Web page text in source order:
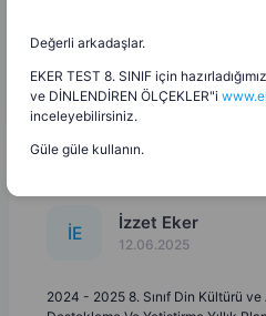
İE İzzet Eker
12.06.2025
2024 - 2025 8. Sınıf Din Kültürü
Değerli arkadaşlar.
EKER TEST 8. SINIF için
ve DİNLENDİREN ÖLÇEKLER"i
inceleyebilirsiniz.
Güle güle kullanın.